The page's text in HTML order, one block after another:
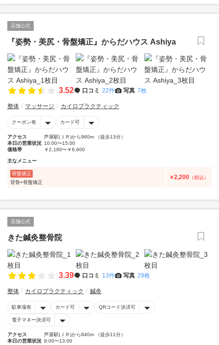
店舗公式
『姿勢・美尻・骨盤矯正』からだハウス Ashiya
3.52 口コミ 22件 写真 7枚
整体 マッサージ カイロプラクティック
クーポン有 カード可
アクセス
芦屋駅(ＪＲ)から960m （徒歩13分）
本日の営業状況 10:00〜15:00
価格帯
￥2,160〜￥6,600
主なメニュー
骨盤矯正
背骨+骨盤矯正
￥2,200 （税込）
店舗公式
きた鍼灸整骨院
3.39 口コミ 13件 写真 29枚
整体 カイロプラクティック 鍼灸
駐車場有 カード可 QRコード決済可
電子マネー決済可
アクセス
芦屋駅(ＪＲ)から840m （徒歩11分）
本日の営業状況 9:00〜13:00